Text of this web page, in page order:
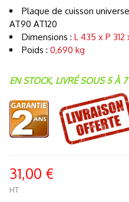
Plaque de cuisson
AT90 AT120
Dimensions : L 435 x P 312
Poids : 0,690 kg
EN STOCK, LIVRÉ SOUS 5 À
31,00 €
HT